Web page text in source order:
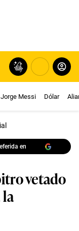
Jorge Messi Dólar
en
vetado